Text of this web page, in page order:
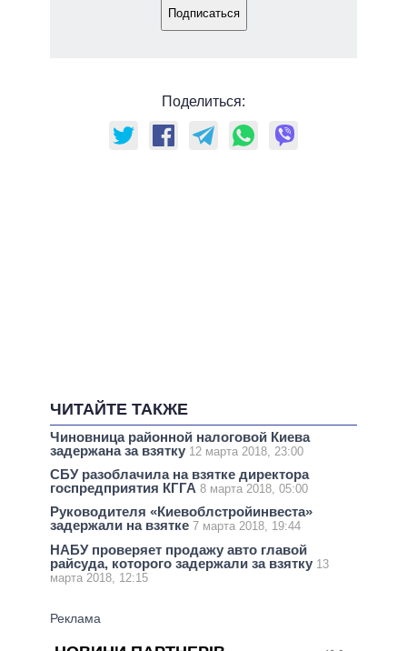
Подписаться
Поделиться:
ЧИТАЙТЕ ТАКЖЕ
Чиновница районной налоговой Киева
задержана за взятку 12 марта 2018, 23:00
СБУ разоблачила на взятке директора
госпредприятия КГГА 8 марта 2018, 05:00
Руководителя «Киевоблстройинвеста»
задержали на взятке 7 марта 2018, 19:44
НАБУ проверяет продажу авто главой
райсуда, которого задержали за взятку 13
марта 2018, 12:15